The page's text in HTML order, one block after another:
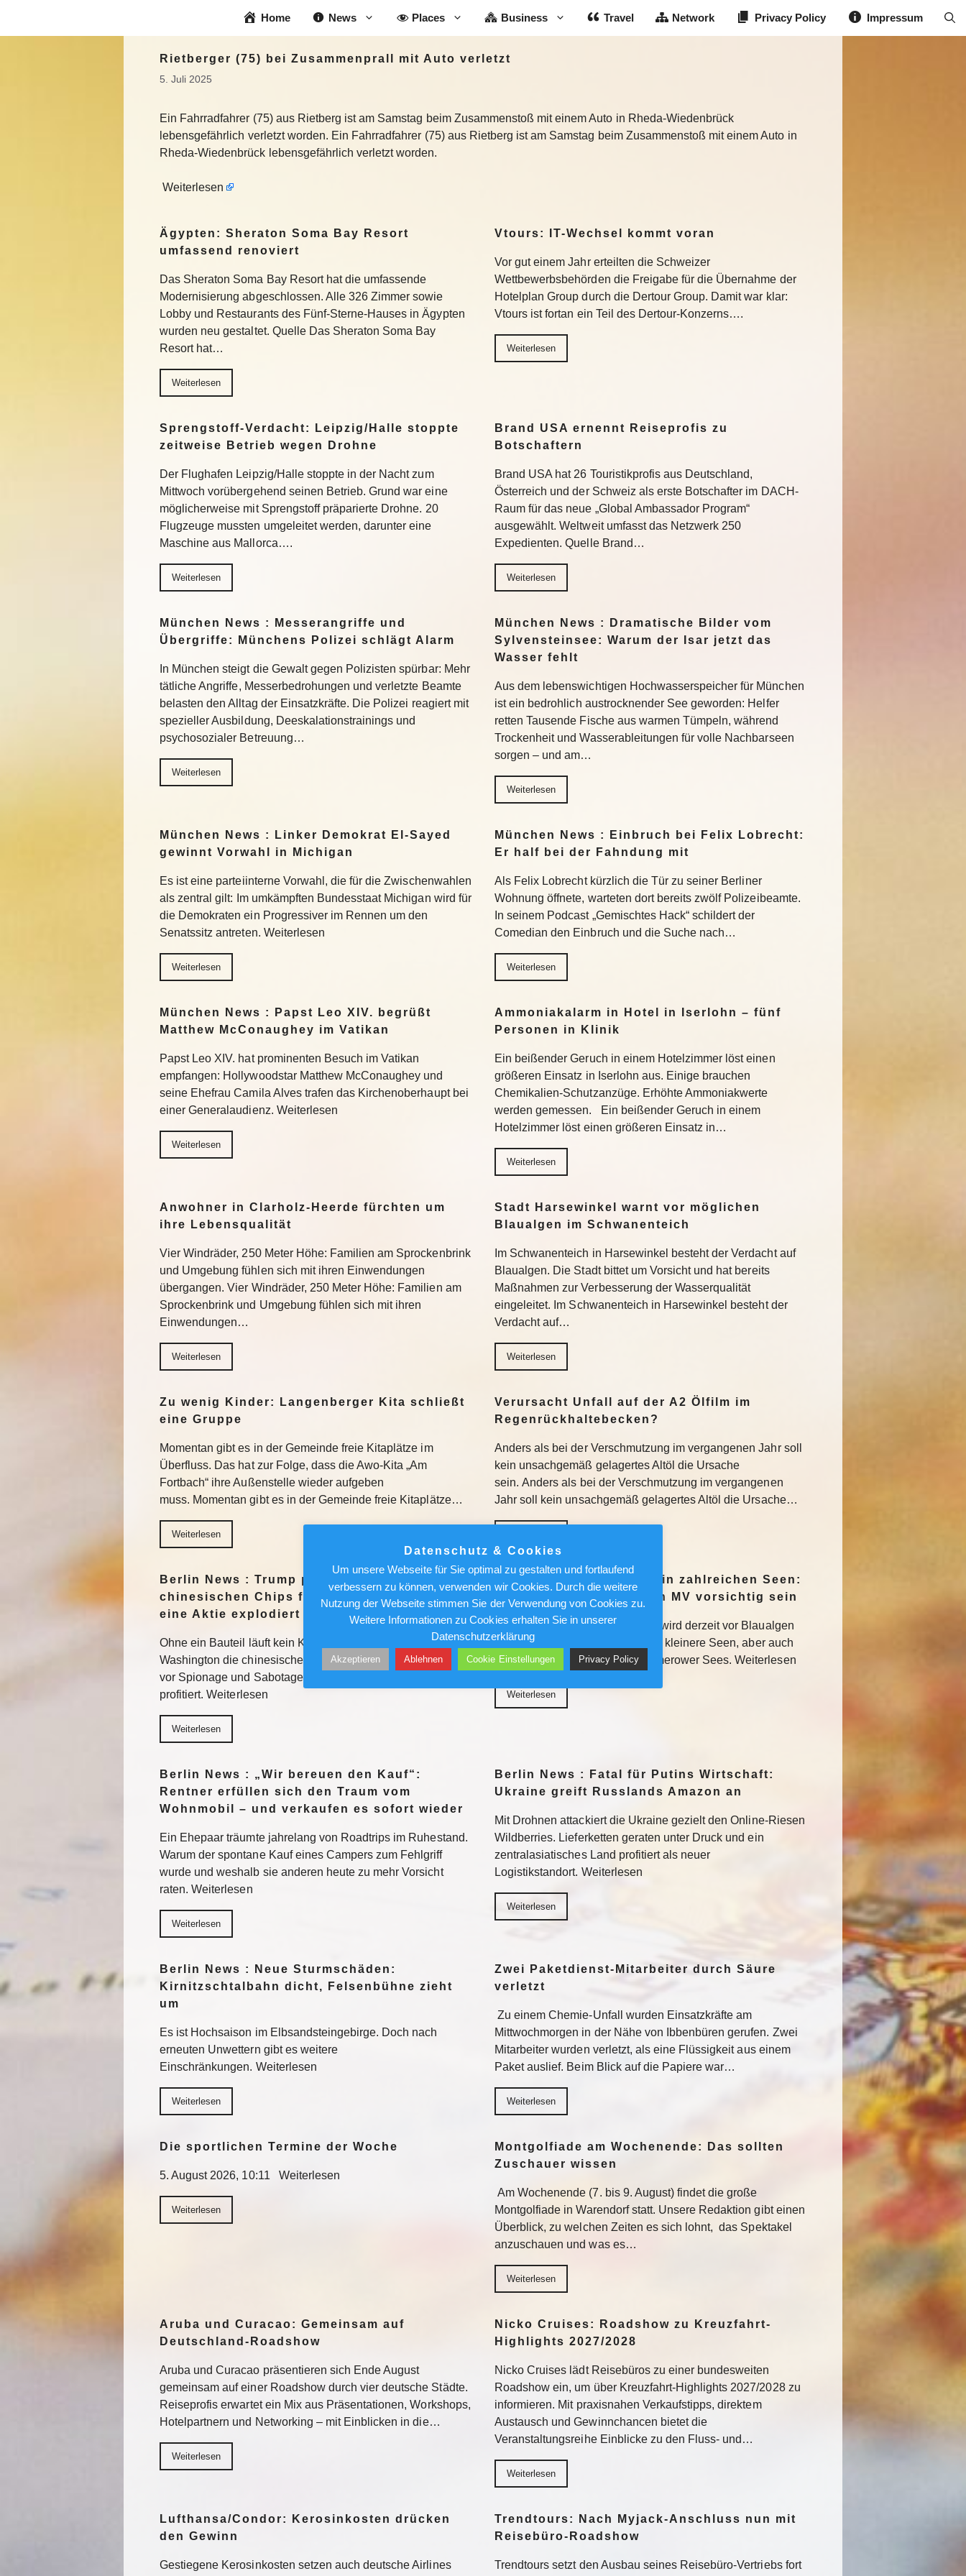
Home News Places Business Travel Network Privacy Policy Impressum
Rietberger (75) bei Zusammenprall mit Auto verletzt
5. Juli 2025
Ein Fahrradfahrer (75) aus Rietberg ist am Samstag beim Zusammenstoß mit einem Auto in Rheda-Wiedenbrück
lebensgefährlich verletzt worden. Ein Fahrradfahrer (75) aus Rietberg ist am Samstag beim Zusammenstoß mit einem Auto in
Rheda-Wiedenbrück lebensgefährlich verletzt worden.
Weiterlesen
Ägypten: Sheraton Soma Bay Resort
umfassend renoviert
Das Sheraton Soma Bay Resort hat die umfassende
Modernisierung abgeschlossen. Alle 326 Zimmer sowie
Lobby und Restaurants des Fünf-Sterne-Hauses in Ägypten
wurden neu gestaltet. Quelle Das Sheraton Soma Bay
Resort hat…
Weiterlesen
Vtours: IT-Wechsel kommt voran
Vor gut einem Jahr erteilten die Schweizer
Wettbewerbsbehörden die Freigabe für die Übernahme der
Hotelplan Group durch die Dertour Group. Damit war klar:
Vtours ist fortan ein Teil des Dertour-Konzerns….
Weiterlesen
Sprengstoff-Verdacht: Leipzig/Halle stoppte
zeitweise Betrieb wegen Drohne
Der Flughafen Leipzig/Halle stoppte in der Nacht zum
Mittwoch vorübergehend seinen Betrieb. Grund war eine
möglicherweise mit Sprengstoff präparierte Drohne. 20
Flugzeuge mussten umgeleitet werden, darunter eine
Maschine aus Mallorca….
Weiterlesen
Brand USA ernennt Reiseprofis zu
Botschaftern
Brand USA hat 26 Touristikprofis aus Deutschland,
Österreich und der Schweiz als erste Botschafter im DACH-
Raum für das neue „Global Ambassador Program“
ausgewählt. Weltweit umfasst das Netzwerk 250
Expedienten. Quelle Brand…
Weiterlesen
München News : Messerangriffe und
Übergriffe: Münchens Polizei schlägt Alarm
In München steigt die Gewalt gegen Polizisten spürbar: Mehr
tätliche Angriffe, Messerbedrohungen und verletzte Beamte
belasten den Alltag der Einsatzkräfte. Die Polizei reagiert mit
spezieller Ausbildung, Deeskalationstrainings und
psychosozialer Betreuung…
Weiterlesen
München News : Dramatische Bilder vom
Sylvensteinsee: Warum der Isar jetzt das
Wasser fehlt
Aus dem lebenswichtigen Hochwasserspeicher für München
ist ein bedrohlich austrocknender See geworden: Helfer
retten Tausende Fische aus warmen Tümpeln, während
Trockenheit und Wasserableitungen für volle Nachbarseen
sorgen – und am…
Weiterlesen
München News : Linker Demokrat El-Sayed
gewinnt Vorwahl in Michigan
Es ist eine parteiinterne Vorwahl, die für die Zwischenwahlen
als zentral gilt: Im umkämpften Bundesstaat Michigan wird für
die Demokraten ein Progressiver im Rennen um den
Senatssitz antreten. Weiterlesen
Weiterlesen
München News : Einbruch bei Felix Lobrecht:
Er half bei der Fahndung mit
Als Felix Lobrecht kürzlich die Tür zu seiner Berliner
Wohnung öffnete, warteten dort bereits zwölf Polizeibeamte.
In seinem Podcast „Gemischtes Hack“ schildert der
Comedian den Einbruch und die Suche nach…
Weiterlesen
München News : Papst Leo XIV. begrüßt
Matthew McConaughey im Vatikan
Papst Leo XIV. hat prominenten Besuch im Vatikan
empfangen: Hollywoodstar Matthew McConaughey und
seine Ehefrau Camila Alves trafen das Kirchenoberhaupt bei
einer Generalaudienz. Weiterlesen
Weiterlesen
Ammoniakalarm in Hotel in Iserlohn – fünf
Personen in Klinik
Ein beißender Geruch in einem Hotelzimmer löst einen
größeren Einsatz in Iserlohn aus. Einige brauchen
Chemikalien-Schutzanzüge. Erhöhte Ammoniakwerte
werden gemessen. Ein beißender Geruch in einem
Hotelzimmer löst einen größeren Einsatz in…
Weiterlesen
Anwohner in Clarholz-Heerde fürchten um
ihre Lebensqualität
Vier Windräder, 250 Meter Höhe: Familien am Sprockenbrink
und Umgebung fühlen sich mit ihren Einwendungen
übergangen. Vier Windräder, 250 Meter Höhe: Familien am
Sprockenbrink und Umgebung fühlen sich mit ihren
Einwendungen…
Weiterlesen
Stadt Harsewinkel warnt vor möglichen
Blaualgen im Schwanenteich
Im Schwanenteich in Harsewinkel besteht der Verdacht auf
Blaualgen. Die Stadt bittet um Vorsicht und hat bereits
Maßnahmen zur Verbesserung der Wasserqualität
eingeleitet. Im Schwanenteich in Harsewinkel besteht der
Verdacht auf…
Weiterlesen
Zu wenig Kinder: Langenberger Kita schließt
eine Gruppe
Momentan gibt es in der Gemeinde freie Kitaplätze im
Überfluss. Das hat zur Folge, dass die Awo-Kita „Am
Fortbach“ ihre Außenstelle wieder aufgeben
muss. Momentan gibt es in der Gemeinde freie Kitaplätze…
Weiterlesen
Verursacht Unfall auf der A2 Ölfilm im
Regenrückhaltebecken?
Anders als bei der Verschmutzung im vergangenen Jahr soll
kein unsachgemäß gelagertes Altöl die Ursache
sein. Anders als bei der Verschmutzung im vergangenen
Jahr soll kein unsachgemäß gelagertes Altöl die Ursache…
Berlin News : Trump plant Verbot von
chinesischen Chips für KI-Rechenzentren –
eine Aktie explodiert
Ohne ein Bauteil läuft kein KI-Rechenzentrum. Nun will
Washington die chinesische Technik verbannen, aus Sorge
vor Spionage und Sabotage. Ein US-Konzern
profitiert. Weiterlesen
Weiterlesen
Berlin News : Blaualgen in zahlreichen Seen:
Hier sollten Badegäste in MV vorsichtig sein
An mehreren Badestellen in MV wird derzeit vor Blaualgen
gewarnt. Betroffen sind vor allem kleinere Seen, aber auch
mehrere Uferbereiche des Kummerower Sees. Weiterlesen
Weiterlesen
Berlin News : „Wir bereuen den Kauf“:
Rentner erfüllen sich den Traum vom
Wohnmobil – und verkaufen es sofort wieder
Ein Ehepaar träumte jahrelang von Roadtrips im Ruhestand.
Warum der spontane Kauf eines Campers zum Fehlgriff
wurde und weshalb sie anderen heute zu mehr Vorsicht
raten. Weiterlesen
Weiterlesen
Berlin News : Fatal für Putins Wirtschaft:
Ukraine greift Russlands Amazon an
Mit Drohnen attackiert die Ukraine gezielt den Online-Riesen
Wildberries. Lieferketten geraten unter Druck und ein
zentralasiatisches Land profitiert als neuer
Logistikstandort. Weiterlesen
Weiterlesen
Berlin News : Neue Sturmschäden:
Kirnitzschtalbahn dicht, Felsenbühne zieht
um
Es ist Hochsaison im Elbsandsteingebirge. Doch nach
erneuten Unwettern gibt es weitere
Einschränkungen. Weiterlesen
Weiterlesen
Zwei Paketdienst-Mitarbeiter durch Säure
verletzt
Zu einem Chemie-Unfall wurden Einsatzkräfte am
Mittwochmorgen in der Nähe von Ibbenbüren gerufen. Zwei
Mitarbeiter wurden verletzt, als eine Flüssigkeit aus einem
Paket auslief. Beim Blick auf die Papiere war…
Weiterlesen
Die sportlichen Termine der Woche
5. August 2026, 10:11 Weiterlesen
Weiterlesen
Montgolfiade am Wochenende: Das sollten
Zuschauer wissen
Am Wochenende (7. bis 9. August) findet die große
Montgolfiade in Warendorf statt. Unsere Redaktion gibt einen
Überblick, zu welchen Zeiten es sich lohnt, das Spektakel
anzuschauen und was es…
Weiterlesen
Aruba und Curacao: Gemeinsam auf
Deutschland-Roadshow
Aruba und Curacao präsentieren sich Ende August
gemeinsam auf einer Roadshow durch vier deutsche Städte.
Reiseprofis erwartet ein Mix aus Präsentationen, Workshops,
Hotelpartnern und Networking – mit Einblicken in die…
Weiterlesen
Nicko Cruises: Roadshow zu Kreuzfahrt-
Highlights 2027/2028
Nicko Cruises lädt Reisebüros zu einer bundesweiten
Roadshow ein, um über Kreuzfahrt-Highlights 2027/2028 zu
informieren. Mit praxisnahen Verkaufstipps, direktem
Austausch und Gewinnchancen bietet die
Veranstaltungsreihe Einblicke zu den Fluss- und…
Weiterlesen
Lufthansa/Condor: Kerosinkosten drücken
den Gewinn
Gestiegene Kerosinkosten setzen auch deutsche Airlines
Trendtours: Nach Myjack-Anschluss nun mit
Reisebüro-Roadshow
Trendtours setzt den Ausbau seines Reisebüro-Vertriebs fort
Datenschutz & Cookies
Um unsere Webseite für Sie optimal zu gestalten und fortlaufend
verbessern zu können, verwenden wir Cookies. Durch die weitere
Nutzung der Webseite stimmen Sie der Verwendung von Cookies zu.
Weitere Informationen zu Cookies erhalten Sie in unserer
Datenschutzerklärung
Akzeptieren Ablehnen Cookie Einstellungen Privacy Policy